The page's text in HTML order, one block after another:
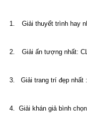
1. Giải thuyết trình hay
2. Giải ấn tượng nhất:
3. Giải trang trí đẹp nhất
4. Giải khán giả bình